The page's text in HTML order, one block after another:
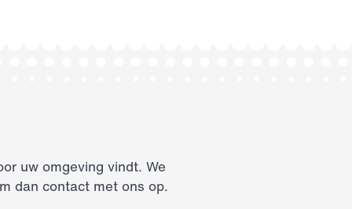
uw omgeving vindt. We
dan contact met ons op.